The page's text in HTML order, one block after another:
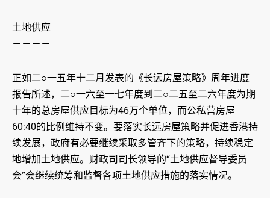
土地供应
－－－－
正如二○一五年十二月发表的《长远房屋策略》周年进度
报告所述，二○一六至一七年度到二○二五至二六年度为期
十年的总房屋供应目标为46万个单位，而公私营房屋
60:40的比例维持不变。要落实长远房屋策略并促进香港持
续发展，政府有必要继续采取多管齐下的策略，持续稳定
地增加土地供应。财政司司长领导的“土地供应督导委员
会”会继续统筹和监督各项土地供应措施的落实情况。